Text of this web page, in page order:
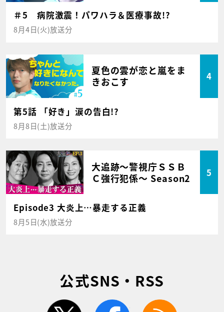
＃5 病院激震！パワハラ＆医療事故!?
8月4日(火)放送分
夏色の雲が恋と嵐をま
きおこす
4
第5話 「好き」涙の告白!?
8月8日(土)放送分
大追跡～警視庁ＳＳＢ
Ｃ強行犯係～ Season2
5
Episode3 大炎上…暴走する正義
8月5日(水)放送分
公式SNS・RSS
twitter facebook